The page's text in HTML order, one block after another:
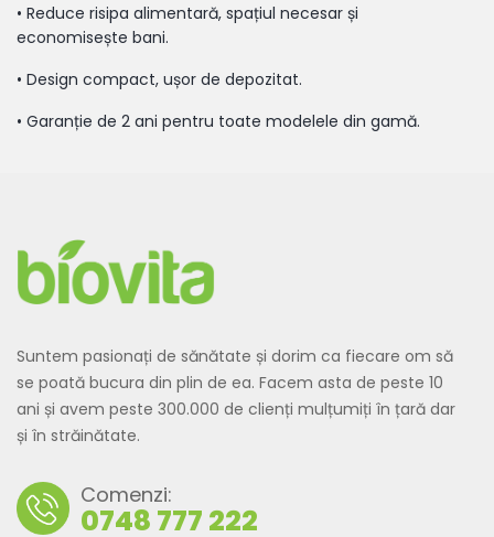
• Reduce risipa alimentară, spațiul necesar și
economisește bani.
• Design compact, ușor de depozitat.
• Garanție de 2 ani pentru toate modelele din gamă.
Suntem pasionați de sănătate și dorim ca fiecare om să
se poată bucura din plin de ea. Facem asta de peste 10
ani și avem peste 300.000 de clienți mulțumiți în țară dar
și în străinătate.
Comenzi:
0748 777 222